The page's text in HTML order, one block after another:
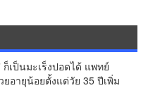
ก็เป็นมะเร็งปอดได้ แพทย์
ยอายุน้อยตั้งแต่วัย 35 ปีเพิ่ม
า 70% รู้ตัวเมื่อโรคลุกลาม